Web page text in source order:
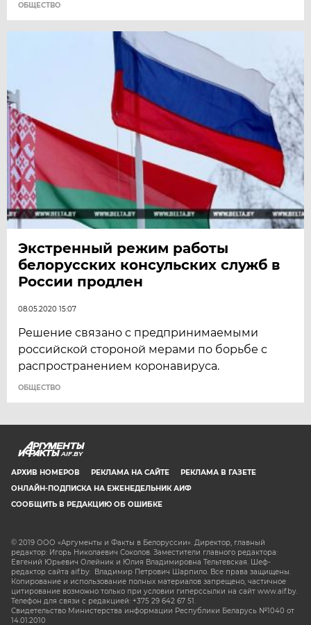
ОБЩЕСТВО
Экстренный режим работы
белорусских консульских служб в
России продлен
08.05.2020 15:07
Решение связано с предпринимаемыми
российской стороной мерами по борьбе с
распространением коронавируса.
ОБЩЕСТВО
AIF.BY
АРХИВ НОМЕРОВ РЕКЛАМА НА САЙТЕ
РЕКЛАМА В ГАЗЕТЕ
ОНЛАЙН-ПОДПИСКА НА ЕЖЕНЕДЕЛЬНИК АИФ
СООБЩИТЬ В РЕДАКЦИЮ ОБ ОШИБКЕ
© 2019 ООО «Аргументы и Факты в Белоруссии». Директор, главный
редактор: Игорь Николаевич Соколов. Заместители главного редактора:
Евгений Юрьевич Олейник и Юлия Владимировна Тельтевская. Шеф-
редактор сайта aif.by: Владимир Петрович Шарпило. Все права защищены.
Копирование и использование полных материалов запрещено, частичное
цитирование возможно только при условии гиперссылки на сайт www.aif.by.
Телефон для связи с редакцией: +375 29 642 67 51.
Свидетельство Министерства информации Республики Беларусь №1040 от
14.01.2010